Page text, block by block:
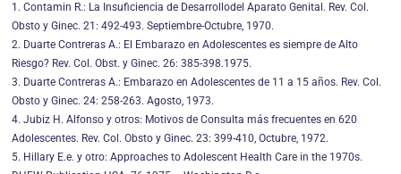
1. Contamin R.: La Insuficiencia de Desarrollodel Aparato Genital. Rev. Col.
Obsto y Ginec. 21: 492-493. Septiembre-Octubre, 1970.
2. Duarte Contreras A.: El Embarazo en Adolescentes es siempre de Alto
Riesgo? Rev. Col. Obst. y Ginec. 26: 385-398.1975.
3. Duarte Contreras A.: Embarazo en Adolescentes de 11 a 15 años. Rev. Col.
Obsto y Ginec. 24: 258-263. Agosto, 1973.
4. Jubiz H. Alfonso y otros: Motivos de Consulta más frecuentes en 620
Adolescentes. Rev. Col. Obsto y Ginec. 23: 399-410, Octubre, 1972.
5. Hillary E.e. y otro: Approaches to Adolescent Health Care in the 1970s.